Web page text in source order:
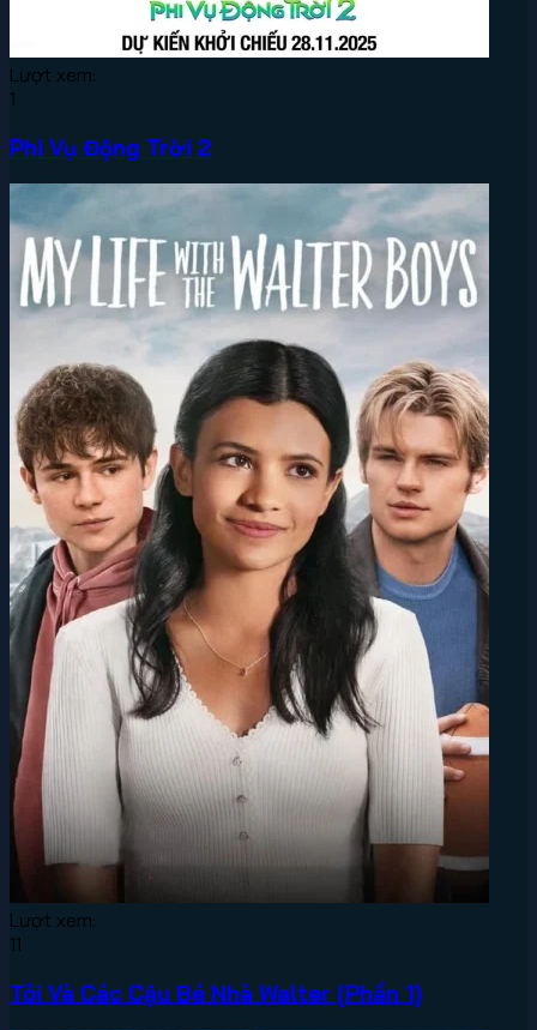
Lượt xem:
1
Phi Vụ Động Trời 2
Lượt xem:
11
Tôi Và Các Cậu Bé Nhà Walter (Phần 1)